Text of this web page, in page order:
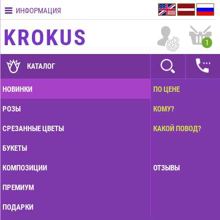
Контакты
Условия
ГАРАНТИИ
Как
оплатить?
Как
заказ?
ИНФОРМАЦИЯ
KROKUS 1
КАТАЛОГ
НОВИНКИ
РОЗЫ
СРЕЗАННЫЕ ЦВЕТЫ
БУКЕТЫ
КОМПОЗИЦИИ
ПРЕМИУМ
ПОДАРКИ
ПО ЦЕНЕ
КОМУ?
КАКОЙ ПОВОД?
ОТЗЫВЫ